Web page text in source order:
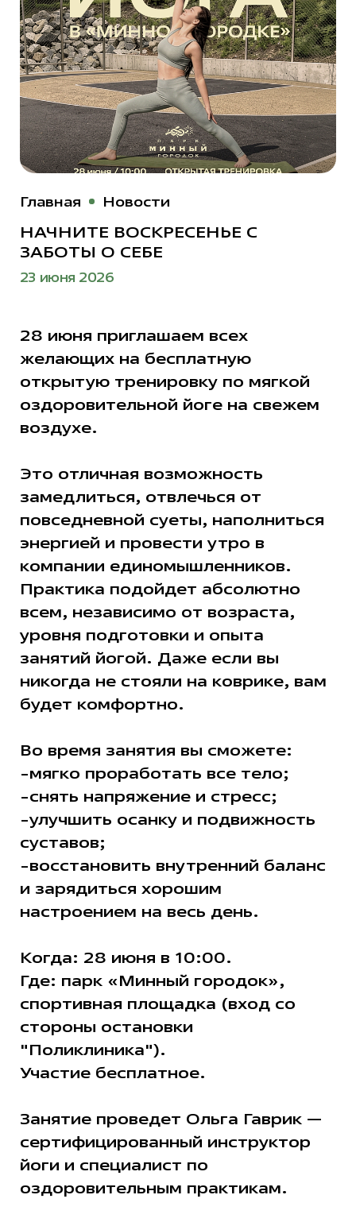
Главная Новости
НАЧНИТЕ ВОСКРЕСЕНЬЕ С
ЗАБОТЫ О СЕБЕ
23 июня 2026
28 июня приглашаем всех
желающих на бесплатную
открытую тренировку по мягкой
оздоровительной йоге на свежем
воздухе.
Это отличная возможность
замедлиться, отвлечься от
повседневной суеты, наполниться
энергией и провести утро в
компании единомышленников.
Практика подойдет абсолютно
всем, независимо от возраста,
уровня подготовки и опыта
занятий йогой. Даже если вы
никогда не стояли на коврике, вам
будет комфортно.
Во время занятия вы сможете:
-мягко проработать все тело;
-снять напряжение и стресс;
-улучшить осанку и подвижность
суставов;
-восстановить внутренний баланс
и зарядиться хорошим
настроением на весь день.
Когда: 28 июня в 10:00.
Где: парк «Минный городок»,
спортивная площадка (вход со
стороны остановки
"Поликлиника").
Участие бесплатное.
Занятие проведет Ольга Гаврик —
сертифицированный инструктор
йоги и специалист по
оздоровительным практикам.